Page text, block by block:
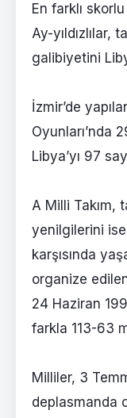
En farklı
Ay-yıldızlılar,
galibiyetini
İzmir’de
Oyunları’nda
Libya’yı 97
A Milli Takım,
yenilgilerini
karşısında
organize
24 Haziran
farkla 113-63
Milliler, 3
deplasmanda